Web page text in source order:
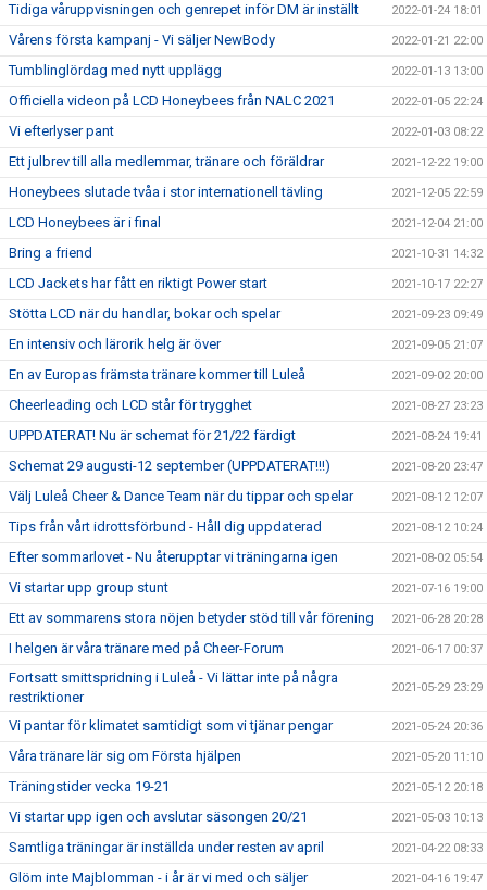
Tidiga våruppvisningen och genrepet inför DM är inställt 2022-01-24 18:01
Vårens första kampanj - Vi säljer NewBody 2022-01-21 22:00
Tumblinglördag med nytt upplägg 2022-01-13 13:00
Officiella videon på LCD Honeybees från NALC 2021 2022-01-05 22:24
Vi efterlyser pant 2022-01-03 08:22
Ett julbrev till alla medlemmar, tränare och föräldrar 2021-12-22 19:00
Honeybees slutade tvåa i stor internationell tävling 2021-12-05 22:59
LCD Honeybees är i final 2021-12-04 21:00
Bring a friend 2021-10-31 14:32
LCD Jackets har fått en riktigt Power start 2021-10-17 22:27
Stötta LCD när du handlar, bokar och spelar 2021-09-23 09:49
En intensiv och lärorik helg är över 2021-09-05 21:07
En av Europas främsta tränare kommer till Luleå 2021-09-02 20:00
Cheerleading och LCD står för trygghet 2021-08-27 23:23
UPPDATERAT! Nu är schemat för 21/22 färdigt 2021-08-24 19:41
Schemat 29 augusti-12 september (UPPDATERAT!!!) 2021-08-20 23:47
Välj Luleå Cheer & Dance Team när du tippar och spelar 2021-08-12 12:07
Tips från vårt idrottsförbund - Håll dig uppdaterad 2021-08-12 10:24
Efter sommarlovet - Nu återupptar vi träningarna igen 2021-08-02 05:54
Vi startar upp group stunt 2021-07-16 19:00
Ett av sommarens stora nöjen betyder stöd till vår förening 2021-06-28 20:28
I helgen är våra tränare med på Cheer-Forum 2021-06-17 00:37
Fortsatt smittspridning i Luleå - Vi lättar inte på några
restriktioner
2021-05-29 23:29
Vi pantar för klimatet samtidigt som vi tjänar pengar 2021-05-24 20:36
Våra tränare lär sig om Första hjälpen 2021-05-20 11:10
Träningstider vecka 19-21 2021-05-12 20:18
Vi startar upp igen och avslutar säsongen 20/21 2021-05-03 10:13
Samtliga träningar är inställda under resten av april 2021-04-22 08:33
Glöm inte Majblomman - i år är vi med och säljer 2021-04-16 19:47